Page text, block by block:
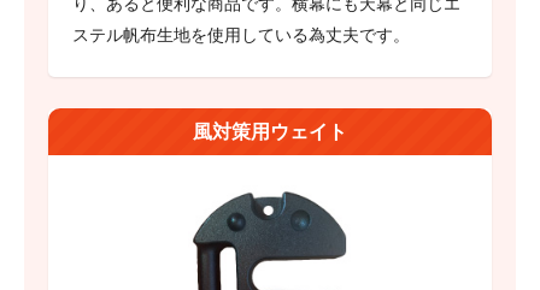
り、あると便利な商品です。横幕にも天幕と同じエ
ステル帆布生地を使用している為丈夫です。
風対策用ウェイト